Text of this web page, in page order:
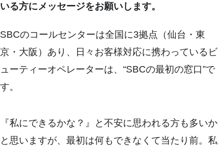
いる方にメッセージをお願いします。
SBCのコールセンターは全国に3拠点（仙台・東
京・大阪）あり、日々お客様対応に携わっているビ
ューティーオペレーターは、“SBCの最初の窓口”で
す。
『私にできるかな？』と不安に思われる方も多いか
と思いますが、最初は何もできなくて当たり前。私